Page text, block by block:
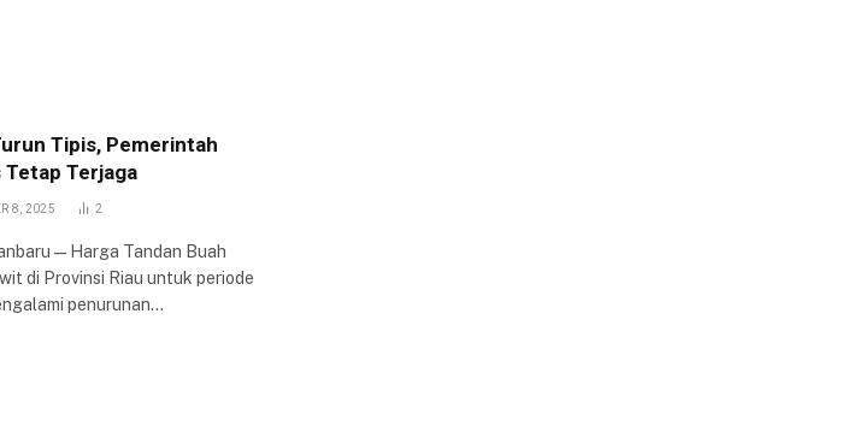
Tipis, Pemerintah
Terjaga
8, 2025 2
— Harga Tandan Buah
di Provinsi Riau untuk periode
penurunan…